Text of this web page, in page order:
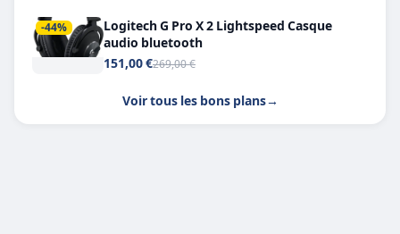
-44%
Logitech G Pro X 2 Lightspeed Casque
audio bluetooth
151,00 €269,00 €
Voir tous les bons plans→